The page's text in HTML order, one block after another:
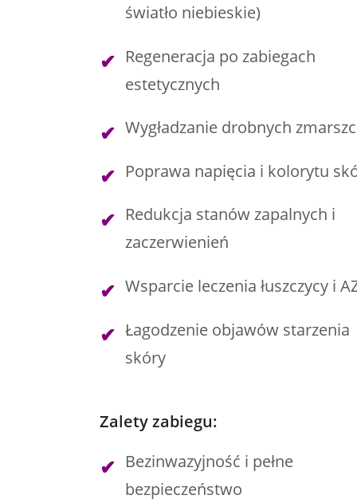
światło niebieskie)
Regeneracja po zabiegach
estetycznych
Wygładzanie drobnych
Poprawa napięcia i kolorytu
Redukcja stanów zapalnych i
zaczerwienień
Wsparcie leczenia łuszczycy i
Łagodzenie objawów starzenia
skóry
Zalety zabiegu:
Bezinwazyjność i pełne
bezpieczeństwo